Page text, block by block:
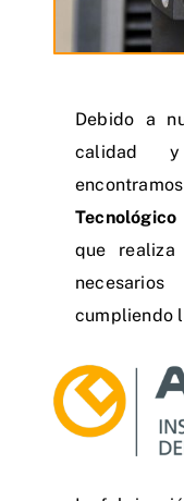
Debido a
calidad
que
cumpliendo